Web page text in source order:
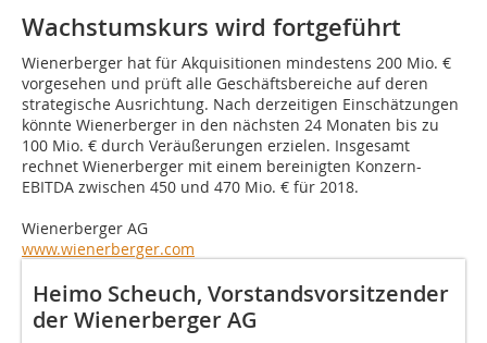
Wachstumskurs wird fortgeführt
Wienerberger hat für Akquisitionen mindestens 200 Mio. €
vorgesehen und prüft alle Geschäftsbereiche auf deren
strategische Ausrichtung. Nach derzeitigen Einschätzungen
könnte Wienerberger in den nächsten 24 Monaten bis zu
100 Mio. € durch Veräußerungen erzielen. Insgesamt
rechnet Wienerberger mit einem bereinigten Konzern-
EBITDA zwischen 450 und 470 Mio. € für 2018.
Wienerberger AG
www.wienerberger.com
Heimo Scheuch, Vorstandsvorsitzender
der Wienerberger AG